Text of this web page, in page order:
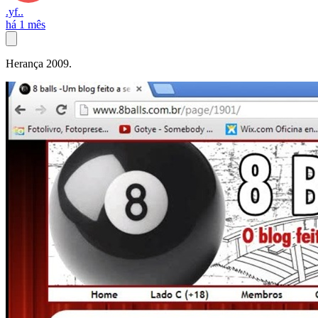
.yf..
há 1 mês
Herança 2009.